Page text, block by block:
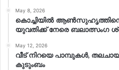
May 8, 2026
കൊച്ചിയിൽ ആൺസുഹൃത്തിനെ
യുവതിക്ക് നേരെ ബലാത്സംഗ​
May 12, 2026
വീട് നിറയെ പാമ്പുകൾ,
കുടുംബം